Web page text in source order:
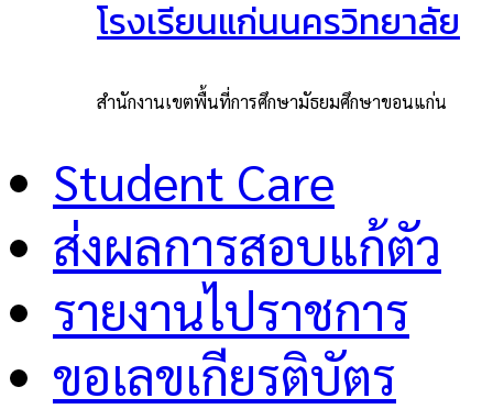
โรงเรียนแก่นนครวิทยาลัย
สำนักงานเขตพื้นที่การศึกษามัธยมศึกษาขอนแก่น
Student Care
ส่งผลการสอบแก้ตัว
รายงานไปราชการ
ขอเลขเกียรติบัตร